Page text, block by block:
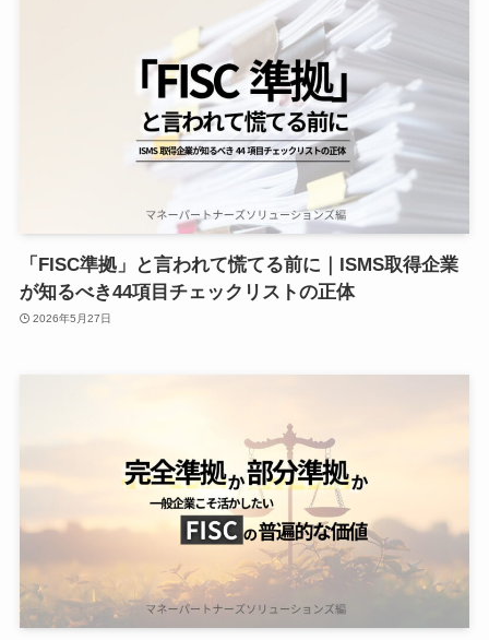
「FISC準拠」と言われて慌てる前に｜ISMS取得企業
が知るべき44項目チェックリストの正体
2026年5月27日